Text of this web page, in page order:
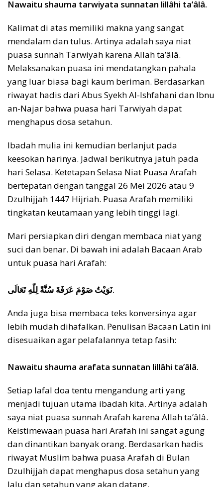
Nawaitu shauma tarwiyata sunnatan lillâhi ta’âlâ.
Kalimat di atas memiliki makna yang sangat
mendalam dan tulus. Artinya adalah saya niat
puasa sunnah Tarwiyah karena Allah ta’âlâ.
Melaksanakan puasa ini mendatangkan pahala
yang luar biasa bagi kaum beriman. Berdasarkan
riwayat hadis dari Abus Syekh Al-Ishfahani dan Ibnu
an-Najar bahwa puasa hari Tarwiyah dapat
menghapus dosa setahun.
Ibadah mulia ini kemudian berlanjut pada
keesokan harinya. Jadwal berikutnya jatuh pada
hari Selasa. Ketetapan Selasa Niat Puasa Arafah
bertepatan dengan tanggal 26 Mei 2026 atau 9
Dzulhijjah 1447 Hijriah. Puasa Arafah memiliki
tingkatan keutamaan yang lebih tinggi lagi.
Mari persiapkan diri dengan membaca niat yang
suci dan benar. Di bawah ini adalah Bacaan Arab
untuk puasa hari Arafah:
نَوَيْتُ صَوْمَ عَرَفَةَ سُنَّةً لِلّٰهِ تَعَالَى.
Anda juga bisa membaca teks konversinya agar
lebih mudah dihafalkan. Penulisan Bacaan Latin ini
disesuaikan agar pelafalannya tetap fasih:
Nawaitu shauma arafata sunnatan lillâhi ta’âlâ.
Setiap lafal doa tentu mengandung arti yang
menjadi tujuan utama ibadah kita. Artinya adalah
saya niat puasa sunnah Arafah karena Allah ta’âlâ.
Keistimewaan puasa hari Arafah ini sangat agung
dan dinantikan banyak orang. Berdasarkan hadis
riwayat Muslim bahwa puasa Arafah di Bulan
Dzulhijjah dapat menghapus dosa setahun yang
lalu dan setahun yang akan datang.